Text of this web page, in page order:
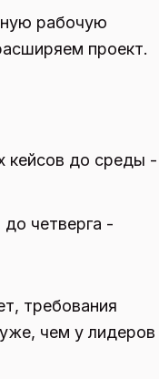
рабочую
проект.
кейсов до среды -
четверга -
требования
чем у лидеров